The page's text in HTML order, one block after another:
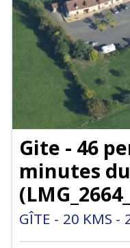
Gite - 46
minutes
(
GÎTE 20 KMS